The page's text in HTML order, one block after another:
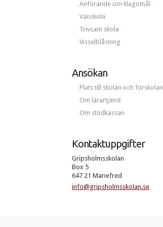
Anförande om klagomål
Vänskola
Trivsam skola
Visselblåsning
Ansökan
Plats till skolan och förskolan
Om lärartjänst
Om stödkassan
Kontaktuppgifter
Gripsholmsskolan
Box 5
647 21 Mariefred
info@gripsholmsskolan.se